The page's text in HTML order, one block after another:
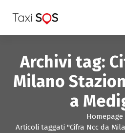
a
Archivi tag:
Milano
a
Homepage
Articoli taggati "Cifra Ncc da